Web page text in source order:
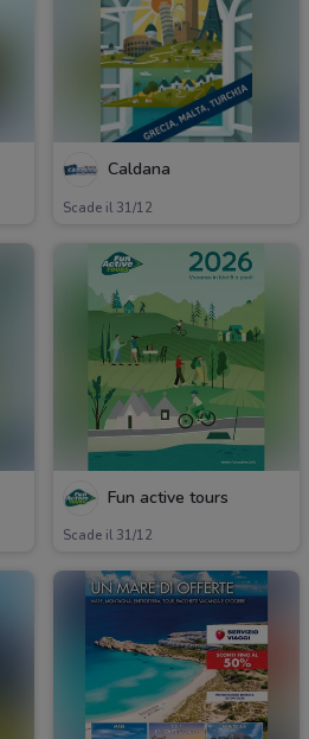
Caldana
Scade il 31/12
Fun active tours
Scade il 31/12